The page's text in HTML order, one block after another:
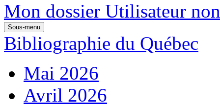
Mon dossier Utilisateur
Sous-menu
Bibliographie du Québec
Mai 2026
Avril 2026